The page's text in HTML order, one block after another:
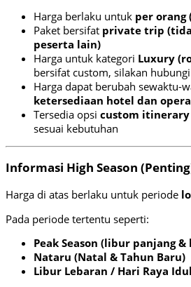
Harga berlaku untuk per orang
Paket bersifat private trip
peserta lain)
Harga untuk kategori Luxury
bersifat custom, silakan
Harga dapat berubah sewaktu-
ketersediaan hotel dan
Tersedia opsi custom
sesuai kebutuhan
Informasi High Season
Harga di atas berlaku untuk periode
Pada periode tertentu seperti:
Peak Season (libur panjang
Nataru (Natal & Tahun Baru)
Libur Lebaran / Hari Raya